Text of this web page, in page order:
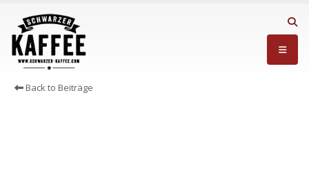
Back to Beiträge